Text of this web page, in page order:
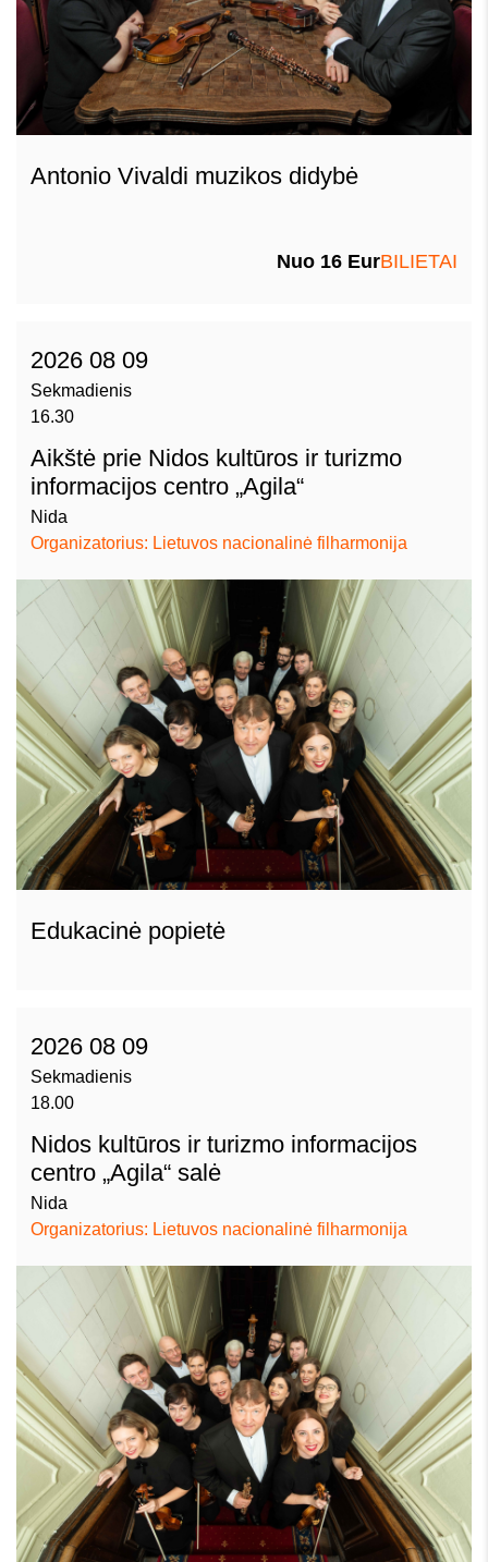
Antonio Vivaldi muzikos didybė
Nuo 16 EurBILIETAI
2026 08 09
Sekmadienis
16.30
Aikštė prie Nidos kultūros ir turizmo
informacijos centro „Agila“
Nida
Organizatorius: Lietuvos nacionalinė filharmonija
Edukacinė popietė
2026 08 09
Sekmadienis
18.00
Nidos kultūros ir turizmo informacijos
centro „Agila“ salė
Nida
Organizatorius: Lietuvos nacionalinė filharmonija